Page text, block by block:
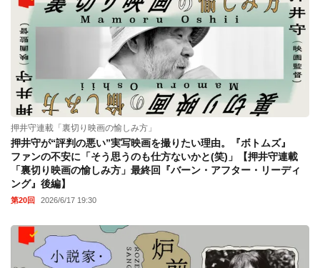
押井守連載「裏切り映画の愉しみ方」
押井守が“評判の悪い”実写映画を撮りたい理由。『ボトムズ』
ファンの不安に「そう思うのも仕方ないかと(笑)」【押井守連載
「裏切り映画の愉しみ方」最終回『バーン・アフター・リーディ
ング』後編】
第20回 2026/6/17 19:30